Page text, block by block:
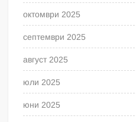
октомври 2025
септември 2025
август 2025
юли 2025
юни 2025